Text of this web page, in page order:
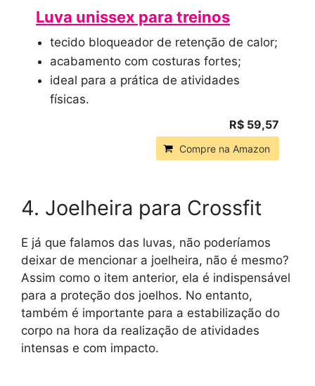
Luva unissex para treinos
tecido bloqueador de retenção de calor;
acabamento com costuras fortes;
ideal para a prática de atividades
físicas.
R$ 59,57
Compre na Amazon
4. Joelheira para Crossfit
E já que falamos das luvas, não poderíamos
deixar de mencionar a joelheira, não é mesmo?
Assim como o item anterior, ela é indispensável
para a proteção dos joelhos. No entanto,
também é importante para a estabilização do
corpo na hora da realização de atividades
intensas e com impacto.